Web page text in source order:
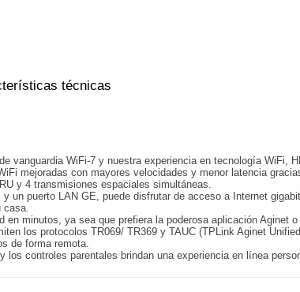
técnicas
vanguardia WiFi-7 y nuestra experiencia en tecnología WiFi,
mejoradas con mayores velocidades y menor latencia
y 4 transmisiones espaciales simultáneas.
un puerto LAN GE, puede disfrutar de acceso a Internet
casa.
en minutos, ya sea que prefiera la poderosa aplicación Aginet
los protocolos TR069/ TR369 y TAUC (TPLink Aginet
de forma remota.
los controles parentales brindan una experiencia en línea